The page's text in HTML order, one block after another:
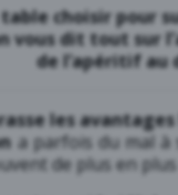
choisir pour
vous dit tout sur
de l’apéritif au
les avantages
a parfois du mal à
de plus en plus